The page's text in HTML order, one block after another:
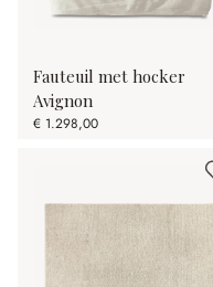
Fauteuil met hocker
Avignon
€ 1.298,00